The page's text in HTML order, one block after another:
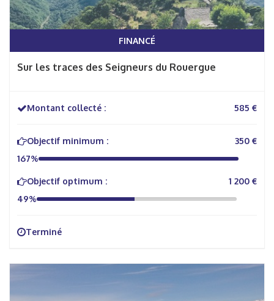
FINANCÉ
Sur les traces des Seigneurs du Rouergue
Montant collecté : 585 €
Objectif minimum :
350 €
167%
Objectif optimum :
1 200 €
49%
Terminé